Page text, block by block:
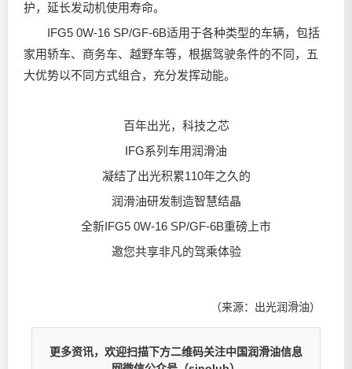
护，延长发动机使用寿命。
IFG5 0W-16 SP/GF-6B适用于各种类型的车辆，包括
家用轿车、商务车、越野车等，根据驾驶条件的不同，五
大优势以不同方式组合，充分发挥动能。
百年出光，科技之芯
IFG系列车用润滑油
凝结了出光积累110年之久的
润滑油研发制造智慧结晶
全新IFG5 0W-16 SP/GF-6B重磅上市
邀您共享非凡的驾乘体验
（来源：出光润滑油）
更多资讯，欢迎扫描下方二维码关注中国润滑油信息